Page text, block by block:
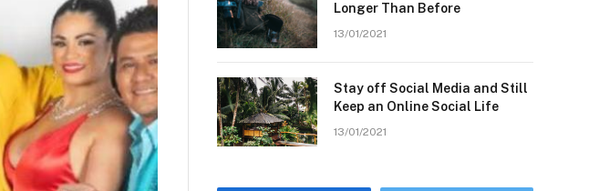
Longer Than Before
13/01/2021
Stay off Social Media and Still
Keep an Online Social Life
13/01/2021